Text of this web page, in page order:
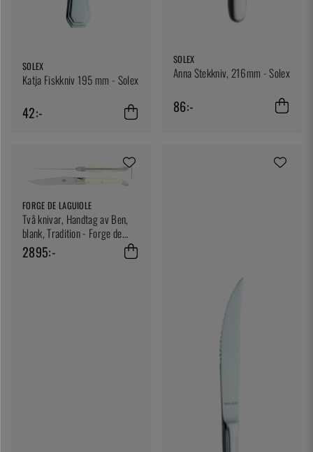
SOLEX
Katja Fiskkniv 195 mm - Solex
42:-
SOLEX
Anna Stekkniv, 216mm - Solex
86:-
FORGE DE LAGUIOLE
Två knivar, Handtag av Ben,
blank, Tradition - Forge de
Laguiole
2895:-